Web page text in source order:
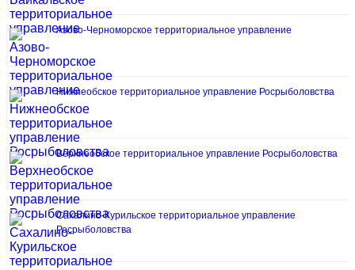
Азово-Черноморское территориальное управление
Нижнеобское территориальное управление Росрыболовства
Верхнеобское территориальное управление Росрыболовства
Сахалино-Курильское территориальное управление
Росрыболовства